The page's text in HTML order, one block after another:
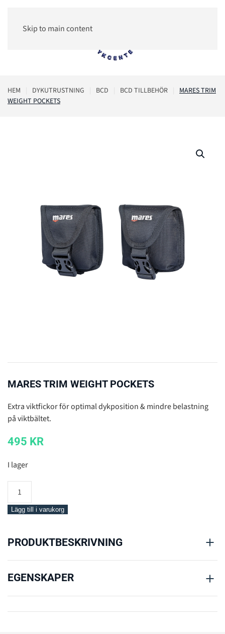
Skip to main content
HEM DYKUTRUSTNING BCD BCD TILLBEHÖR
MARES TRIM
WEIGHT POCKETS
MARES TRIM WEIGHT POCKETS
Extra viktfickor för optimal dykposition & mindre belastning
på viktbältet.
495 KR
I lager
Mares
Weight
Lägg till i varukorg
PRODUKTBESKRIVNING
EGENSKAPER